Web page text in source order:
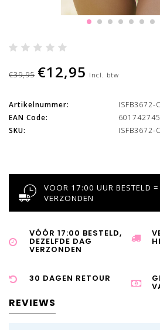
€39,95 €12,95 Incl. btw
Artikelnummer:
ISFB3672-
EAN Code:
SKU:
ISFB3672-
VOOR 17:00 UUR BESTELD =
VERZONDEN
VÓÓR 17:00 BESTELD,
DEZELFDE DAG
VERZONDEN
30 DAGEN RETOUR
REVIEWS